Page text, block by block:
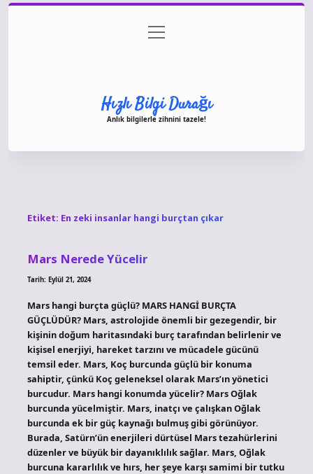
Gizlilik Politikası
menüyü
aç
Hızlı Bilgi Durağı
Anlık bilgilerle zihnini tazele!
Etiket: En zeki insanlar hangi burçtan çıkar
Mars Nerede Yücelir
Tarih: Eylül 21, 2024
Mars hangi burçta güçlü? MARS HANGİ BURÇTA
GÜÇLÜDÜR? Mars, astrolojide önemli bir gezegendir, bir
kişinin doğum haritasındaki burç tarafından belirlenir ve
kişisel enerjiyi, hareket tarzını ve mücadele gücünü
temsil eder. Mars, Koç burcunda güçlü bir konuma
sahiptir, çünkü Koç geleneksel olarak Mars’ın yönetici
burcudur. Mars hangi konumda yücelir? Mars Oğlak
burcunda yücelmiştir. Mars, inatçı ve çalışkan Oğlak
burcunda ek bir güç kaynağı bulmuş gibi görünüyor.
Burada, Satürn’ün enerjileri dürtüsel Mars tezahürlerini
düzenler ve büyük bir dayanıklılık sağlar. Mars, Oğlak
burcuna kararlılık ve hırs, her şeye karşı samimi bir tutku